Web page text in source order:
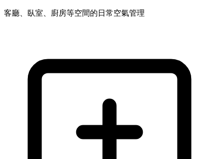
客廳、臥室、廚房等空間的日常空氣管理